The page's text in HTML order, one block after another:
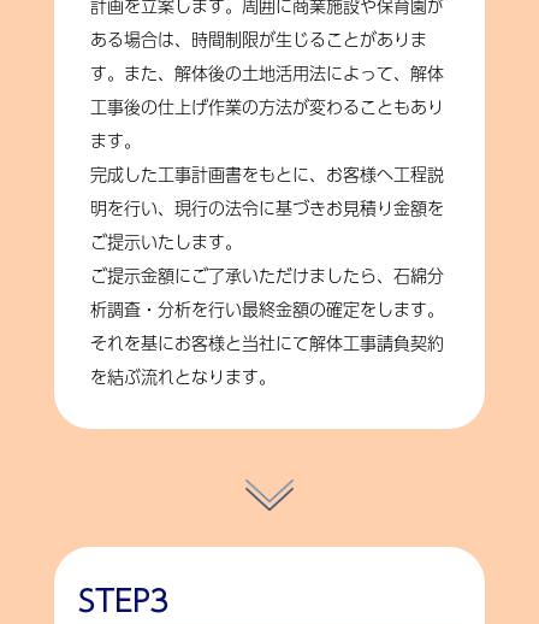
ある場合は、時間制限が生じることがありま
す。また、解体後の土地活用法によって、解体
工事後の仕上げ作業の方法が変わることもあり
ます。
完成した工事計画書をもとに、お客様へ工程説
明を行い、現行の法令に基づきお見積り金額を
ご提示いたします。
ご提示金額にご了承いただけましたら、石綿分
析調査・分析を行い最終金額の確定をします。
それを基にお客様と当社にて解体工事請負契約
を結ぶ流れとなります。
STEP3